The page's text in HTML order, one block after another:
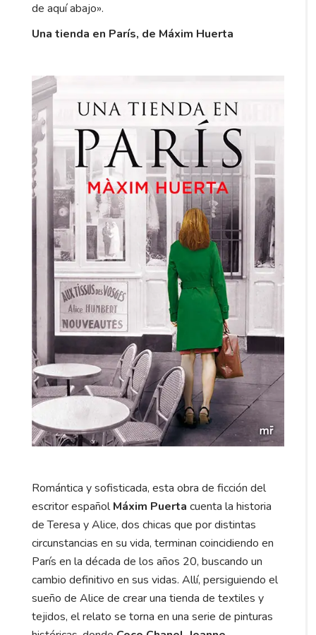
de aquí abajo».
Una tienda en París, de Máxim Huerta
Romántica y sofisticada, esta obra de ficción del
escritor españolMáxim Puerta cuenta la historia
de Teresa y Alice, dos chicas que por distintas
circunstancias en su vida, terminan coincidiendo en
París en la década de los años 20, buscando un
cambio definitivo en sus vidas. Allí, persiguiendo el
sueño de Alice de crear una tienda de textiles y
tejidos, el relato se torna en una serie de pinturas